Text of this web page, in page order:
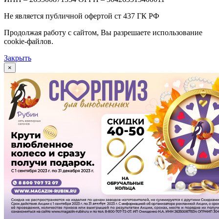
Не является публичной офертой ст 437 ГК РФ
Продолжая работу с сайтом, Вы разрешаете использование
cookie-файлов.
Закрыть
×